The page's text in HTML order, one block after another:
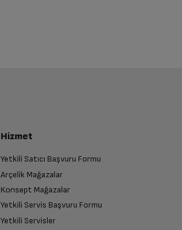
Hizmet
Yetkili Satıcı Başvuru Formu
Arçelik Mağazalar
Konsept Mağazalar
Yetkili Servis Başvuru Formu
Yetkili Servisler